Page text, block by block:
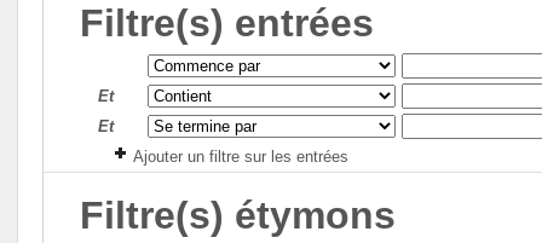
Filtre(s) entrées
Et
Et
Ajouter un filtre sur les entrées
Filtre(s) étymons